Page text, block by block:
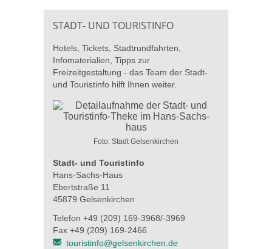
STADT- UND TOURISTINFO
Hotels, Tickets, Stadtrundfahrten,
Infomaterialien, Tipps zur
Freizeitgestaltung - das Team der Stadt-
und Touristinfo hilft Ihnen weiter.
Foto: Stadt Gelsenkirchen
Stadt- und Touristinfo
Hans-Sachs-Haus
Ebertstraße 11
45879 Gelsenkirchen
Telefon +49 (209) 169-3968/-3969
Fax +49 (209) 169-2466
touristinfo@gelsenkirchen.de